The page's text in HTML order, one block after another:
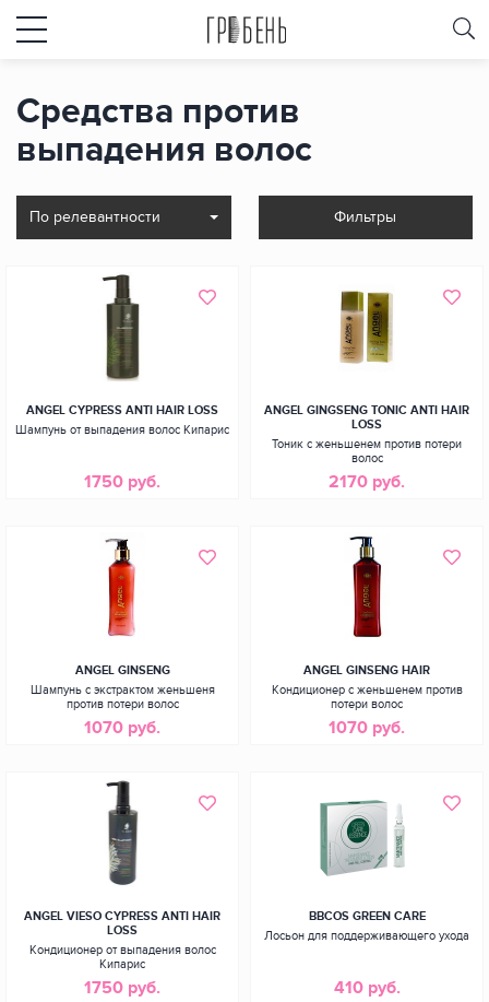
Средства против
выпадения волос
По релевантности Фильтры
ANGEL CYPRESS ANTI HAIR LOSS
Шампунь от выпадения волос Кипарис
1750 руб.
ANGEL GINGSENG TONIC ANTI HAIR
LOSS
Тоник с женьшенем против потери
волос
2170 руб.
ANGEL GINSENG
Шампунь с экстрактом женьшеня
против потери волос
1070 руб.
ANGEL GINSENG HAIR
Кондиционер с женьшенем против
потери волос
1070 руб.
ANGEL VIESO CYPRESS ANTI HAIR
LOSS
Кондиционер от выпадения волос
Кипарис
1750 руб.
BBCOS GREEN CARE
Лосьон для поддерживающего ухода
410 руб.